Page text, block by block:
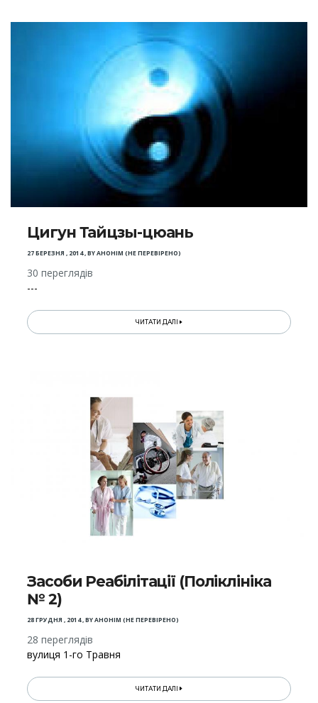
Цигун Тайцзы-цюань
27 БЕРЕЗНЯ , 2014,BYАНОНІМ (НЕ ПЕРЕВІРЕНО)
30 переглядів
---
ЧИТАТИ ДАЛІ
Засоби Реабілітації (Поліклініка
№ 2)
28 ГРУДНЯ , 2014,BYАНОНІМ (НЕ ПЕРЕВІРЕНО)
28 переглядів
вулиця 1-го Травня
ЧИТАТИ ДАЛІ